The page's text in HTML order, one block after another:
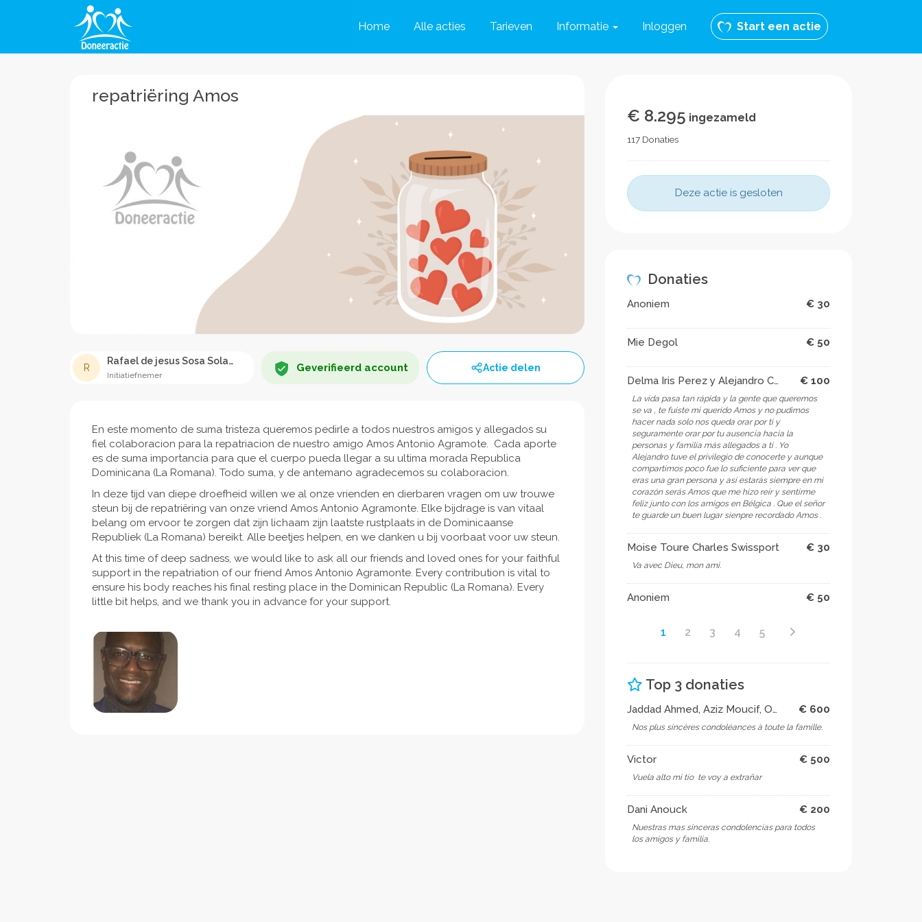
Home Alle acties Tarieven Informatie Inloggen Start een actie
repatriëring Amos
R
Rafael de jesus Sosa Solano
Initiatiefnemer
Geverifieerd account Actie delen
En este momento de suma tristeza queremos pedirle a todos nuestros amigos y allegados su
fiel colaboracion para la repatriacion de nuestro amigo Amos Antonio Agramote. Cada aporte
es de suma importancia para que el cuerpo pueda llegar a su ultima morada Republica
Dominicana (La Romana). Todo suma, y de antemano agradecemos su colaboracion.
In deze tijd van diepe droefheid willen we al onze vrienden en dierbaren vragen om uw trouwe
steun bij de repatriëring van onze vriend Amos Antonio Agramonte. Elke bijdrage is van vitaal
belang om ervoor te zorgen dat zijn lichaam zijn laatste rustplaats in de Dominicaanse
Republiek (La Romana) bereikt. Alle beetjes helpen, en we danken u bij voorbaat voor uw steun.
At this time of deep sadness, we would like to ask all our friends and loved ones for your faithful
support in the repatriation of our friend Amos Antonio Agramonte. Every contribution is vital to
ensure his body reaches his final resting place in the Dominican Republic (La Romana). Every
little bit helps, and we thank you in advance for your support.
€ 8.295 ingezameld
117 Donaties
Deze actie is gesloten
Donaties
Anoniem € 30
Mie Degol € 50
Delma Iris Perez y Alejandro Causape y familia € 100
La vida pasa tan rápida y la gente que queremos
se va , te fuiste mi querido Amos y no pudimos
hacer nada solo nos queda orar por ti y
seguramente orar por tu ausencia hacia la
personas y familia más allegados a ti . Yo
Alejandro tuve el privilegio de conocerte y aunque
compartimos poco fue lo suficiente para ver que
eras una gran persona y así estarás siempre en mi
corazón serás Amos que me hizo reír y sentirme
feliz junto con los amigos en Bélgica . Que el señor
te guarde un buen lugar sienpre recordado Amos . ️
Moise Toure Charles Swissport € 30
Va avec Dieu, mon ami.
Anoniem € 50
1 2 3 4 5
Top 3 donaties
Jaddad Ahmed, Aziz Moucif, Omar Ben Dagou. Swissport Cargo € 600
Nos plus sincères condoléances à toute la famille.
Victor € 500
Vuela alto mi tío ️ te voy a extrañar
Dani Anouck € 200
Nuestras mas sinceras condolencias para todos
los amigos y familia.